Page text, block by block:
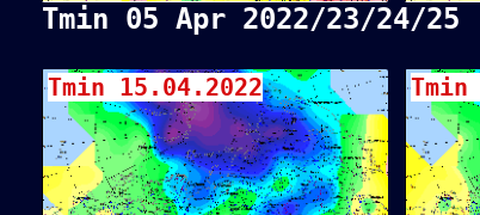
Tmin 05 Apr 2022/23/24/25
Tmin 15.04.2022